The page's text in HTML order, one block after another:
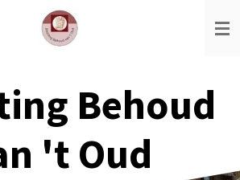
Behoud
't Oud